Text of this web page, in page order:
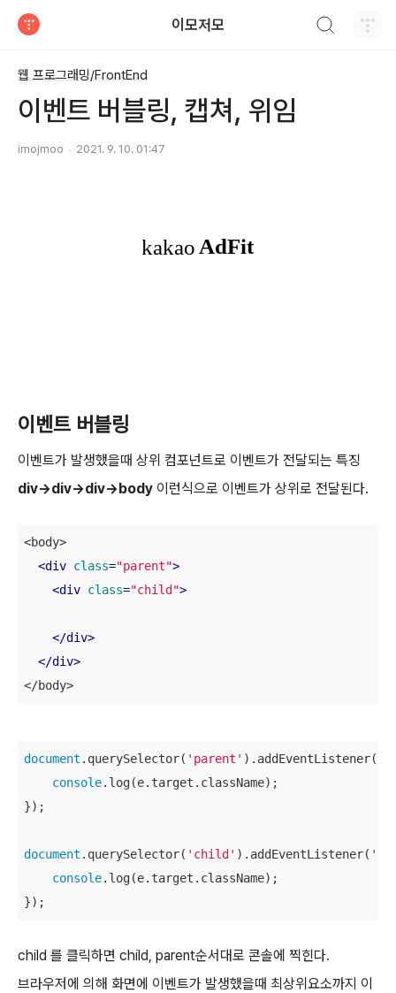
이모저모
웹 프로그래밍/FrontEnd
이벤트 버블링, 캡쳐, 위임
imojmoo 2021. 9. 10. 01:47
이벤트 버블링
이벤트가 발생했을때 상위 컴포넌트로 이벤트가 전달되는 특징
div->div->div->body 이런식으로 이벤트가 상위로 전달된다.
<body>
<div class="parent">
<div class="child">
</div>
</div>
</body>
document .querySelector( 'parent' ).addEventListener(
console.log(e.target.className);
});
document .querySelector( 'child' ).addEventListener(
console.log(e.target.className);
});
child 를 클릭하면 child, parent순서대로 콘솔에 찍힌다.
브라우저에 의해 화면에 이벤트가 발생했을때 최상위요소까지 이